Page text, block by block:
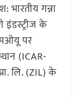
भारतीय गन्ना
के
पर
(ICAR-
लि. (ZIL) के